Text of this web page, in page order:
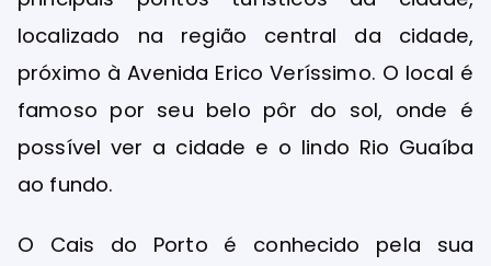
localizado na região central da cidade,
próximo à Avenida Erico Veríssimo. O local é
famoso por seu belo pôr do sol, onde é
possível ver a cidade e o lindo Rio Guaíba
ao fundo.
O Cais do Porto é conhecido pela sua